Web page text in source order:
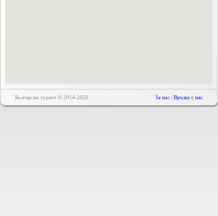
Български турист © 2014-2026 За нас | Връзка с нас